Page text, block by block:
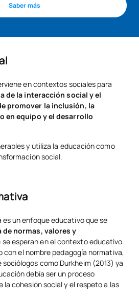
Saber más
en contextos sociales para
de la interacción social y el
promover la inclusión, la
en equipo y el desarrollo
y utiliza la educación como
social.
es un enfoque educativo que se
de normas, valores y
se esperan en el contexto educativo.
con el nombre pedagogía normativa,
como Durkheim (2013) ya
debía ser un proceso
la cohesión social y el respeto a las